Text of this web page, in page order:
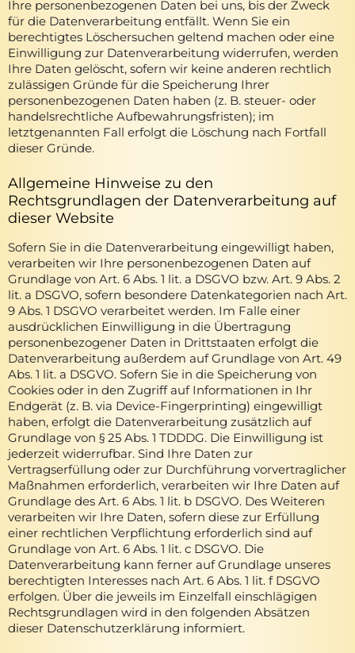
Ihre personenbezogenen Daten bei uns, bis der Zweck
für die Datenverarbeitung entfällt. Wenn Sie ein
berechtigtes Löschersuchen geltend machen oder eine
Einwilligung zur Datenverarbeitung widerrufen, werden
Ihre Daten gelöscht, sofern wir keine anderen rechtlich
zulässigen Gründe für die Speicherung Ihrer
personenbezogenen Daten haben (z. B. steuer- oder
handelsrechtliche Aufbewahrungsfristen); im
letztgenannten Fall erfolgt die Löschung nach Fortfall
dieser Gründe.
Allgemeine Hinweise zu den
Rechtsgrundlagen der Datenverarbeitung auf
dieser Website
Sofern Sie in die Datenverarbeitung eingewilligt haben,
verarbeiten wir Ihre personenbezogenen Daten auf
Grundlage von Art. 6 Abs. 1 lit. a DSGVO bzw. Art. 9 Abs. 2
lit. a DSGVO, sofern besondere Datenkategorien nach Art.
9 Abs. 1 DSGVO verarbeitet werden. Im Falle einer
ausdrücklichen Einwilligung in die Übertragung
personenbezogener Daten in Drittstaaten erfolgt die
Datenverarbeitung außerdem auf Grundlage von Art. 49
Abs. 1 lit. a DSGVO. Sofern Sie in die Speicherung von
Cookies oder in den Zugriff auf Informationen in Ihr
Endgerät (z. B. via Device-Fingerprinting) eingewilligt
haben, erfolgt die Datenverarbeitung zusätzlich auf
Grundlage von § 25 Abs. 1 TDDDG. Die Einwilligung ist
jederzeit widerrufbar. Sind Ihre Daten zur
Vertragserfüllung oder zur Durchführung vorvertraglicher
Maßnahmen erforderlich, verarbeiten wir Ihre Daten auf
Grundlage des Art. 6 Abs. 1 lit. b DSGVO. Des Weiteren
verarbeiten wir Ihre Daten, sofern diese zur Erfüllung
einer rechtlichen Verpflichtung erforderlich sind auf
Grundlage von Art. 6 Abs. 1 lit. c DSGVO. Die
Datenverarbeitung kann ferner auf Grundlage unseres
berechtigten Interesses nach Art. 6 Abs. 1 lit. f DSGVO
erfolgen. Über die jeweils im Einzelfall einschlägigen
Rechtsgrundlagen wird in den folgenden Absätzen
dieser Datenschutzerklärung informiert.